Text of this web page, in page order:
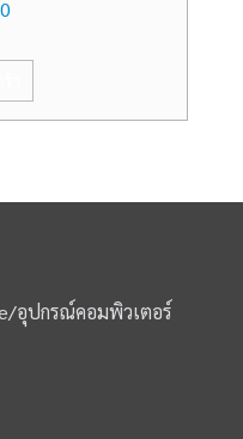
อุปกรณ์คอมพิวเตอร์